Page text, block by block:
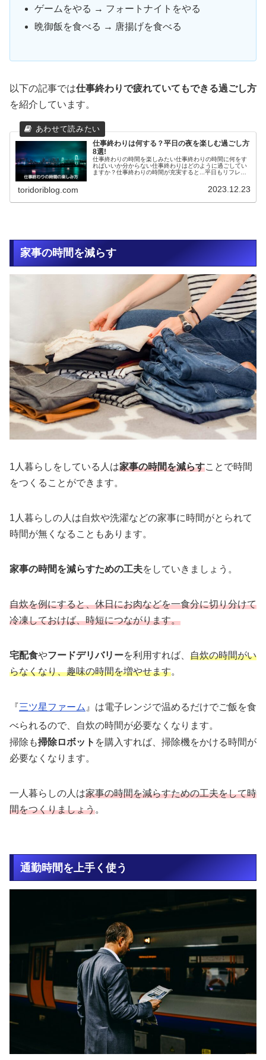
ゲームをやる → フォートナイトをやる
晩御飯を食べる → 唐揚げを食べる
以下の記事では仕事終わりで疲れていてもできる過ごし方
を紹介しています。
仕事終わりは何する？平日の夜を楽しむ過ごし方
8選!
仕事終わりの時間を楽しみたい仕事終わりの時間に何をす
ればいいか分からない仕事終わりはどのように過ごしてい
ますか？仕事終わりの時間が充実すると...平日もリフレッ
toridoriblog.com 2023.12.23
家事の時間を減らす
1人暮らしをしている人は家事の時間を減らすことで時間
をつくることができます。
1人暮らしの人は自炊や洗濯などの家事に時間がとられて
時間が無くなることもあります。
家事の時間を減らすための工夫をしていきましょう。
自炊を例にすると、休日にお肉などを一食分に切り分けて
冷凍しておけば、時短につながります。
宅配食やフードデリバリーを利用すれば、 自炊の時間がい
らなくなり、趣味の時間を増やせます。
『三ツ星ファーム 』は電子レンジで温めるだけでご飯を食
べられるので、自炊の時間が必要なくなります。
掃除も掃除ロボット を購入すれば、掃除機をかける時間が
必要なくなります。
一人暮らしの人は家事の時間を減らすための工夫をして時
間をつくりましょう。
通勤時間を上手く使う